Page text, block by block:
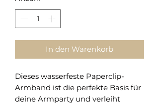
In den Warenkorb
Dieses wasserfeste Paperclip-
Armband ist die perfekte Basis für
deine Armparty und verleiht